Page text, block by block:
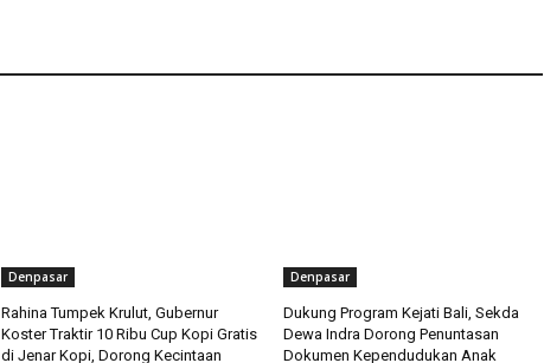
Denpasar
Rahina Tumpek Krulut, Gubernur
Koster Traktir 10 Ribu Cup Kopi Gratis
di Jenar Kopi, Dorong Kecintaan
Denpasar
Dukung Program Kejati Bali, Sekda
Dewa Indra Dorong Penuntasan
Dokumen Kependudukan Anak